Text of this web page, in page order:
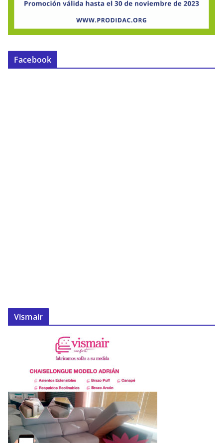
Facebook
Vismair